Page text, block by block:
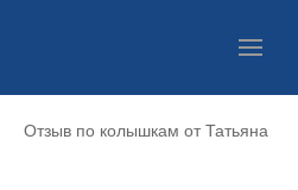
Отзыв по колышкам от Татьяна